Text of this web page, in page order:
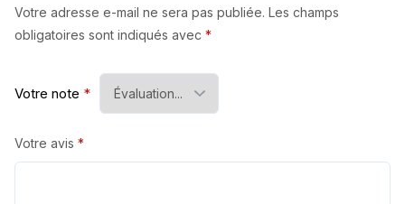
Votre adresse e-mail ne sera pas publiée. Les champs
obligatoires sont indiqués avec *
Votre note *
Votre avis *